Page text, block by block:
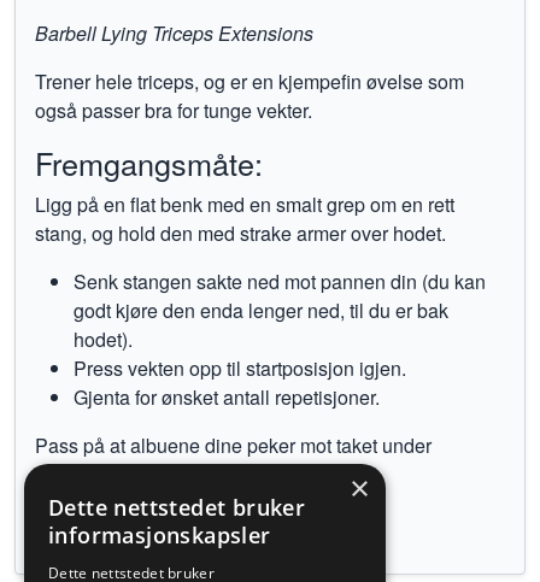
Barbell Lying Triceps Extensions
Trener hele triceps, og er en kjempefin øvelse som
også passer bra for tunge vekter.
Fremgangsmåte:
Ligg på en flat benk med en smalt grep om en rett
stang, og hold den med strake armer over hodet.
Senk stangen sakte ned mot pannen din (du kan
godt kjøre den enda lenger ned, til du er bak
hodet).
Press vekten opp til startposisjon igjen.
Gjenta for ønsket antall repetisjoner.
Pass på at albuene dine peker mot taket under
øvelsen, og ikke ut til sidene.
Tilbake til øvelser
×
Dette nettstedet bruker
informasjonskapsler
Dette nettstedet bruker